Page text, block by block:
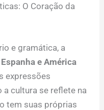
O Coração da
e gramática, a
e América
expressões
cultura se reflete na
tem suas próprias